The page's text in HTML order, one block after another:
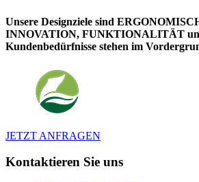
Unsere Designziele sind
INNOVATION, FUNKTIONALITÄT
Kundenbedürfnisse stehen im
JETZT ANFRAGEN
Kontaktieren Sie uns